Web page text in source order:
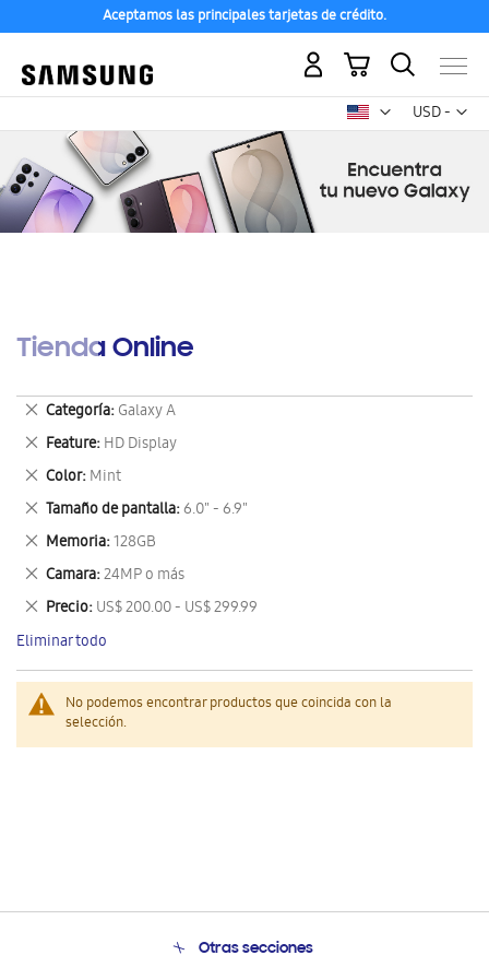
Aceptamos las principales tarjetas de crédito.
USD -
dólar
Mi carrito
Tienda Online
No podemos encontrar productos que coincida con la
selección.
Categoría Galaxy A
Eliminar
este
artículo
Feature HD Display
Eliminar
este
artículo
Color Mint
Eliminar
este
artículo
Tamaño de pantalla 6.0" - 6.9"
Eliminar
este
artículo
Memoria 128GB
Eliminar
este
artículo
Camara 24MP o más
Eliminar
este
artículo
Precio US$ 200.00 - US$ 299.99
Eliminar
este
artículo
Eliminar todo
Otras secciones